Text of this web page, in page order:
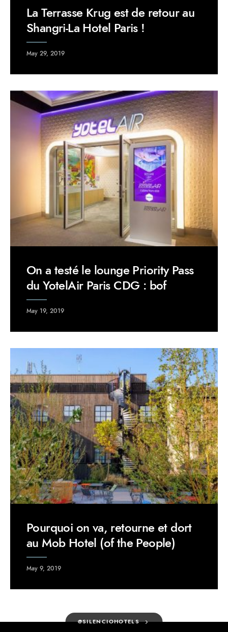
La Terrasse Krug est de retour au
Shangri-La Hotel Paris !
May 29, 2019
On a testé le lounge Priority Pass
du YotelAir Paris CDG : bof
May 19, 2019
Pourquoi on va, retourne et dort
au Mob Hotel (of the People)
May 9, 2019
@SILENCIOHOTELS